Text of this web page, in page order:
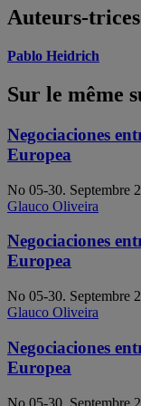
Auteurs-trices
Pablo Heidrich
Sur le même
Negociaciones
Europea
No 05-30. Septembre
Glauco Oliveira
Negociaciones
Europea
No 05-30. Septembre
Glauco Oliveira
Negociaciones
Europea
No 05-30. Septembre